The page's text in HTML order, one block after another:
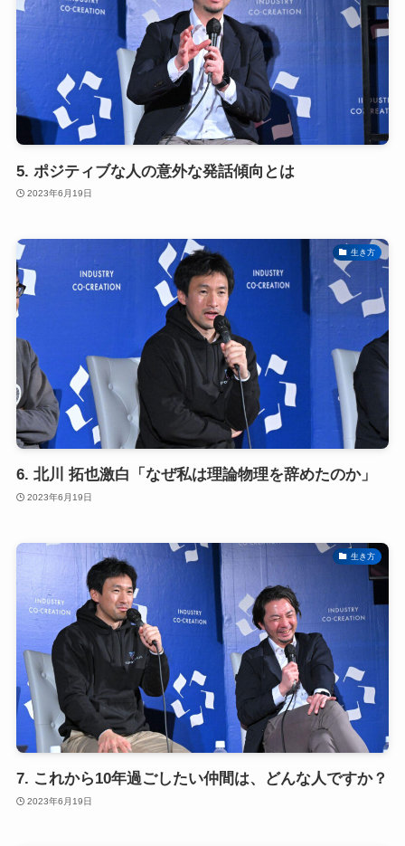
5. ポジティブな人の意外な発話傾向とは
2023年6月19日
生き方
6. 北川 拓也激白「なぜ私は理論物理を辞めたのか」
2023年6月19日
生き方
7. これから10年過ごしたい仲間は、どんな人ですか？
2023年6月19日